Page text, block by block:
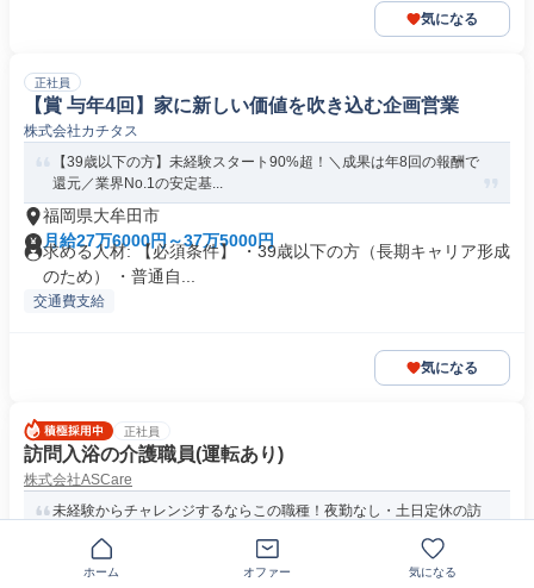
気になる
正社員
【賞 与年4回】家に新しい価値を吹き込む企画営業
株式会社カチタス
【39歳以下の方】未経験スタート90%超！＼成果は年8回の報酬で
還元／業界No.1の安定基...
福岡県大牟田市
月給27万6000円～37万5000円
求める人材: 【必須条件】 ・39歳以下の方（長期キャリア形成
のため） ・普通自...
交通費支給
気になる
正社員
訪問入浴の介護職員(運転あり)
株式会社ASCare
未経験からチャレンジするならこの職種！夜勤なし・土日定休の訪
ホーム オファー 気になる